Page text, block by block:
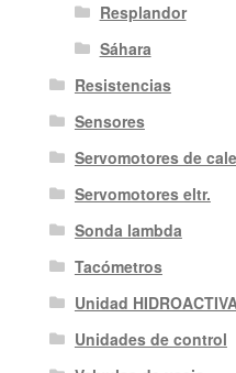
Resplandor
Sáhara
Resistencias
Sensores
Servomotores de
Servomotores eltr.
Sonda lambda
Tacómetros
Unidad
Unidades de control